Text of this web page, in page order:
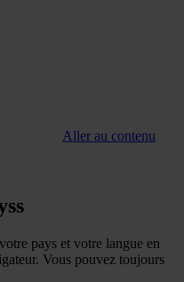
Aller au contenu
pays et votre langue en
Vous pouvez toujours